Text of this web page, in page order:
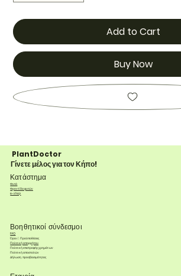
Add to Cart
Buy Now
PlantDoctor
Γίνετε μέλος για τον Κήπο!
Κατάστημα
Φυτά
Φροντίδα φυτών
e-shop
Βοηθητικοί σύνδεσμοι
FAQ
Όροι & Προϋποθέσεις
Πολιτική απορρήτου
Πολιτική επιστροφής χρημάτων
Πολιτική αποστολών
Δήλωση προσβασιμότητας